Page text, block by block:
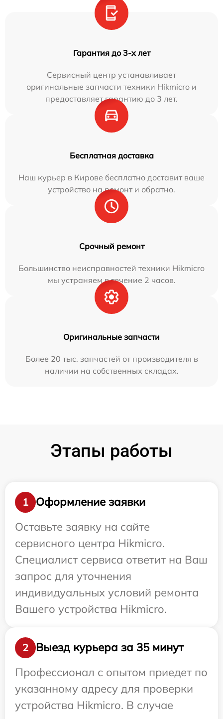
Гарантия до 3-х лет
Сервисный центр устанавливает
оригинальные запчасти техники Hikmicro и
предоставляет гарантию до 3 лет.
Бесплатная доставка
Наш курьер в Кирове бесплатно доставит ваше
устройство на ремонт и обратно.
Срочный ремонт
Большинство неисправностей техники Hikmicro
мы устраняем в течение 2 часов.
Оригинальные запчасти
Более 20 тыс. запчастей от производителя в
наличии на собственных складах.
Этапы работы
1
Оформление заявки
Оставьте заявку на сайте
сервисного центра Hikmicro.
Специалист сервиса ответит на Ваш
запрос для уточнения
индивидуальных условий ремонта
Вашего устройства Hikmicro.
2
Выезд курьера за 35 минут
Профессионал с опытом приедет по
указанному адресу для проверки
устройства Hikmicro. В случае